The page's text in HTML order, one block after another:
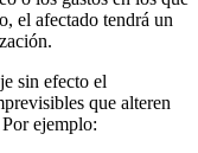
el afectado tendrá un
sin efecto el
que alteren
ejemplo: